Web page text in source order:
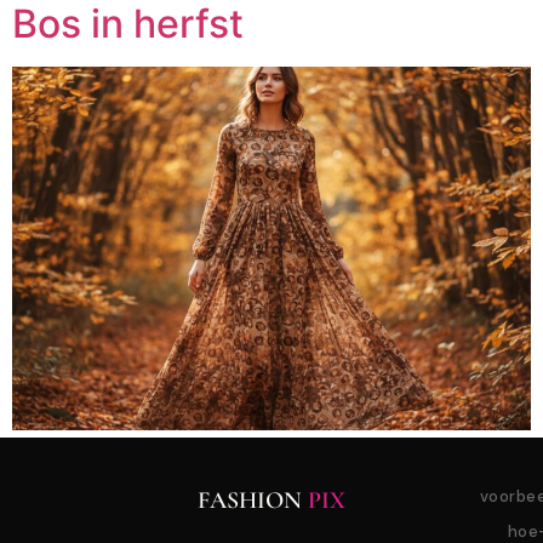
Bos in herfst
FASHION PIX